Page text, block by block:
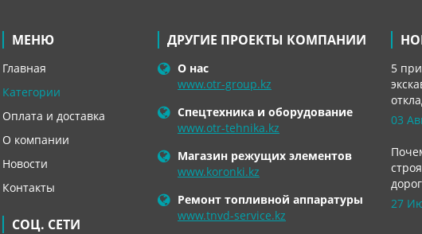
МЕНЮ
Главная
Категории
Оплата и доставка
О компании
Новости
Контакты
СОЦ. СЕТИ
ДРУГИЕ ПРОЕКТЫ КОМПАНИИ
О нас
www.otr-group.kz
Спецтехника и оборудование
www.otr-tehnika.kz
Магазин режущих элементов
www.koronki.kz
Ремонт топливной аппаратуры
www.tnvd-service.kz
5
03
27